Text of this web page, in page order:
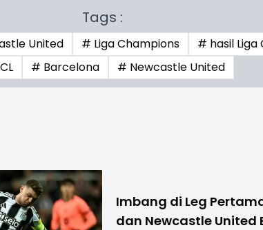
Tags :
United # Liga Champions
# hasil Liga
# Barcelona # Newcastle United
Imbang di Leg
dan Newcastle United